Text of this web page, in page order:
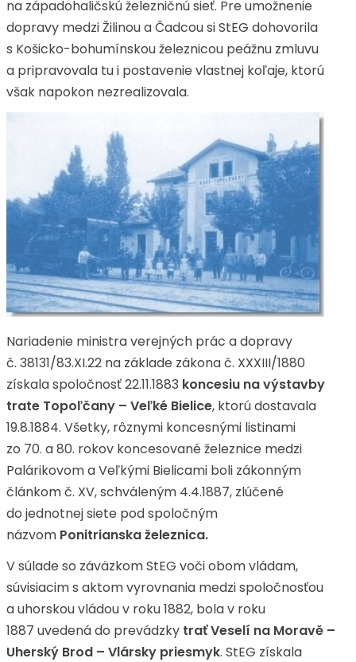
na západohaličskú železničnú sieť. Pre umožnenie
dopravy medzi Žilinou a Čadcou si StEG dohovorila
s Košicko-bohumínskou železnicou peážnu zmluvu
a pripravovala tu i postavenie vlastnej koľaje, ktorú
však napokon nezrealizovala.
Nariadenie ministra verejných prác a dopravy
č. 38131/83.XI.22 na základe zákona č. XXXIII/1880
získala spoločnosť 22.11.1883 koncesiu na výstavby
trate Topoľčany – Veľké Bielice, ktorú dostavala
19.8.1884. Všetky, rôznymi koncesnými listinami
zo 70. a 80. rokov koncesované železnice medzi
Palárikovom a Veľkými Bielicami boli zákonným
článkom č. XV, schváleným 4.4.1887, zlúčené
do jednotnej siete pod spoločným
názvom Ponitrianska železnica.
V súlade so záväzkom StEG voči obom vládam,
súvisiacim s aktom vyrovnania medzi spoločnosťou
a uhorskou vládou v roku 1882, bola v roku
1887 uvedená do prevádzky trať Veselí na Moravě –
Uherský Brod – Vlársky priesmyk. StEG získala